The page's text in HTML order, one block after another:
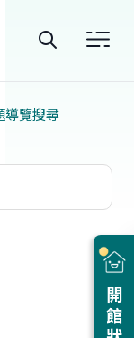
站
尋
導覽搜尋